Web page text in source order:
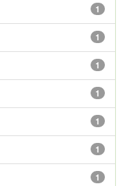
1
1
1
1
1
1
1